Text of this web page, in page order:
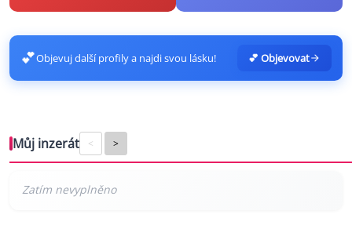
💕Objevuj další profily a najdi svou lásku! 💕 Objevovat
Můj inzerát < >